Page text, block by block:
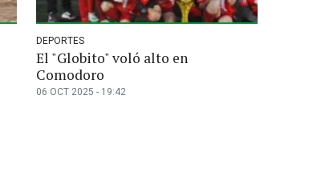
DEPORTES
El "Globito" voló alto en
Comodoro
06 OCT 2025 - 19:42